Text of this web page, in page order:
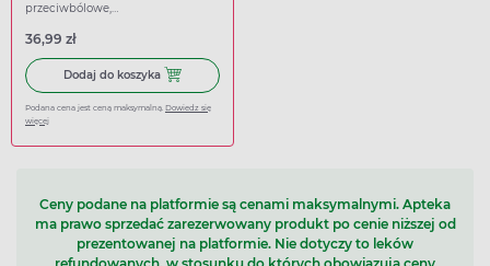
przeciwbólowe,
36,99 zł
Dodaj do koszyka Dodaj do koszyka Ibuprom Max Sprint, 40 kapsułek
Podana cena jest ceną maksymalną. Dowiedz się
więcej
Ceny podane na platformie są cenami maksymalnymi. Apteka
ma prawo sprzedać zarezerwowany produkt po cenie niższej od
prezentowanej na platformie. Nie dotyczy to leków